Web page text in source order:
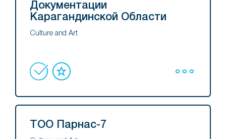
Документации
Карагандинской Области
Culture and Art
ТОО Парнас-7